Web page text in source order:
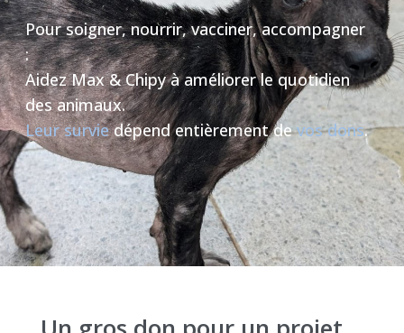
Pour soigner, nourrir, vacciner, accompagner
:
Aidez Max & Chipy à améliorer le quotidien
des animaux.
Leur surviedépend entièrement devos dons.